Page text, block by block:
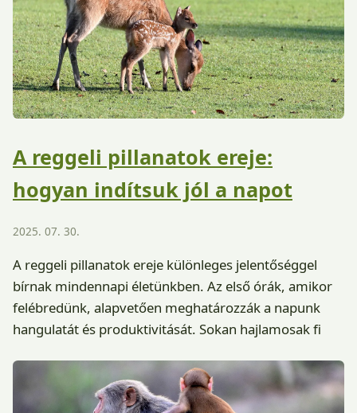
A reggeli pillanatok ereje:
hogyan indítsuk jól a napot
2025. 07. 30.
A reggeli pillanatok ereje különleges jelentőséggel
bírnak mindennapi életünkben. Az első órák, amikor
felébredünk, alapvetően meghatározzák a napunk
hangulatát és produktivitását. Sokan hajlamosak fi